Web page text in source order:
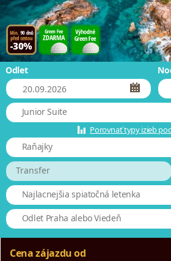
Odlet
Junior Suite
Porovnať typy izieb
Raňajky
Transfer
Najlacnejšia spiatočná letenka
Odlet Praha alebo Viedeň
Cena zájazdu od